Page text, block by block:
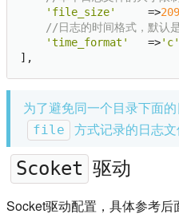
'file_size'
     =>
//日志的时间格式，默
'time_format'
   =>
'c'
为了避免同一个目录下面
file 方式记录的日志文
Scoket 驱动
Socket驱动配置，具体参考后